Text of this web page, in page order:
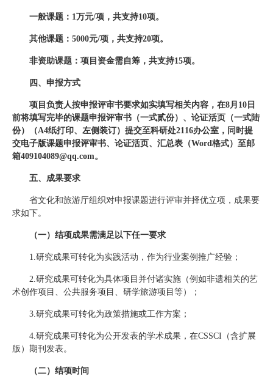
一般课题：1万元/项，共支持10项。
其他课题：5000元/项，共支持20项。
非资助课题：项目资金需自筹，共支持15项。
四、申报方式
项目负责人按申报评审书要求如实填写相关内容， 在8月10日
前将填写完毕的课题申报评审书 （一式贰份） 、论证活页 （一式陆
份）
（A4纸打印、左侧装订） 提交至科研处2116办公室，同时提
交电子版课题申报评审书、论证活页、汇总表（Word格式） 至邮
箱409104089@qq.com。
五、成果要求
省文化和旅游厅组织对申报课题进行评审并择优立项，成果要
求如下。
（一）结项成果需满足以下任一要求
1.研究成果可转化为实践活动，作为行业案例推广经验；
2.研究成果可转化为具体项目并付诸实施（例如非遗相关的艺
术创作项目、公共服务项目、研学旅游项目等）；
3.研究成果可转化为政策措施或工作方案；
4.研究成果可转化为公开发表的学术成果，在CSSCI（含扩展
版）期刊发表。
（二）结项时间